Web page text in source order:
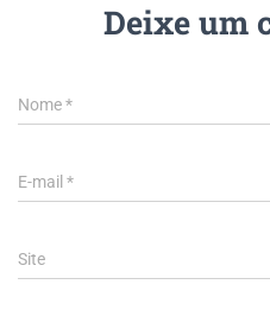
Deixe um
Nome*
E-mail *
Site